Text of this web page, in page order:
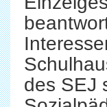
des SEJ